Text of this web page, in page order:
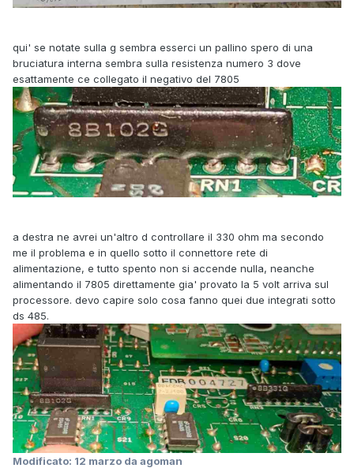
qui' se notate sulla g sembra esserci un pallino spero di una
bruciatura interna sembra sulla resistenza numero 3 dove
esattamente ce collegato il negativo del 7805
a destra ne avrei un'altro d controllare il 330 ohm ma secondo
me il problema e in quello sotto il connettore rete di
alimentazione, e tutto spento non si accende nulla, neanche
alimentando il 7805 direttamente gia' provato la 5 volt arriva sul
processore. devo capire solo cosa fanno quei due integrati sotto
ds 485.
Modificato: 12 marzo da agoman